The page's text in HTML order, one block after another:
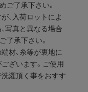
ご了承下さい。
、入荷ロットによ
写真と異なる場合
了承下さい。
材、糸等が裏地に
ざいます。ご使用
濯頂く事をおすす